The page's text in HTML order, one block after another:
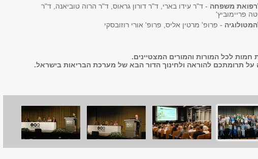
משפחה - ד"ר עידו בארי, ד"ר דורון גראוס, ד"ר הרוה טוביאנה, ד"ר
פריימוביץ'
- פרופ' מרטין אליס, פרופ' אורי רוזובסקי
חמות לכל המורות והמורים המצטיינים.
על תרומתכם להוראה ולחינוך הדור הבא של מערכת הבריאות בישראל.